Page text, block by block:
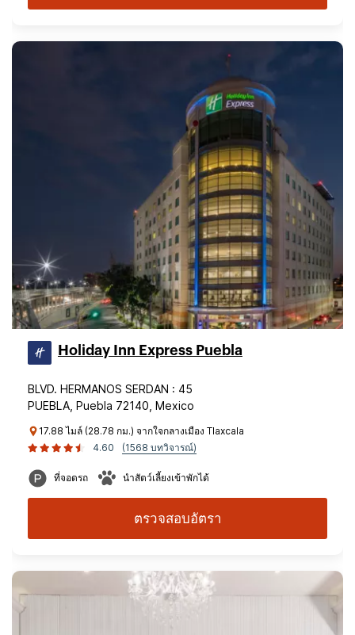
Holiday Inn Express Puebla
BLVD. HERMANOS SERDAN : 45
PUEBLA, Puebla 72140, Mexico
17.88 ไมล์ (28.78 กม.) จากใจกลางเมือง Tlaxcala
4.60
(1568 บทวิจารณ์)
ที่จอดรถ นำสัตว์เลี้ยงเข้าพักได้
ตรวจสอบอัตรา